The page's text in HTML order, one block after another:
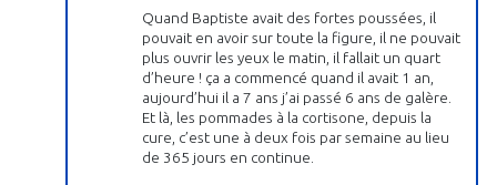
Quand Baptiste avait des fortes poussées, il
pouvait en avoir sur toute la figure, il ne pouvait
plus ouvrir les yeux le matin, il fallait un quart
d’heure ! ça a commencé quand il avait 1 an,
aujourd’hui il a 7 ans j’ai passé 6 ans de galère.
Et là, les pommades à la cortisone, depuis la
cure, c’est une à deux fois par semaine au lieu
de 365 jours en continue.